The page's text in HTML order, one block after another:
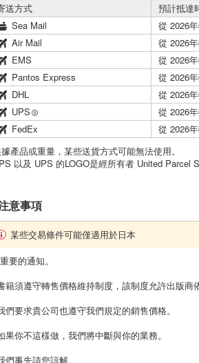
送方式
預計抵達
Sea Mail
從 2026
Air Mail
從 2026
EMS
從 2026
Pantos Express
從 2026
DHL
從 2026
UPS
從 2026
FedEx
從 2026
產品或重量，某些送貨方式可能無法使用。
以及 UPS 的LOGO是經所有者 United Parcel
意事項
某些交易條件可能僅適用於日本
要的通知。
籍須遵守轉售價格維持制度，該制度允許出版商
們要求貴公司也遵守我們規定的銷售價格。
果你不這樣做，我們將中斷與你的業務。
們事先請您諒解。